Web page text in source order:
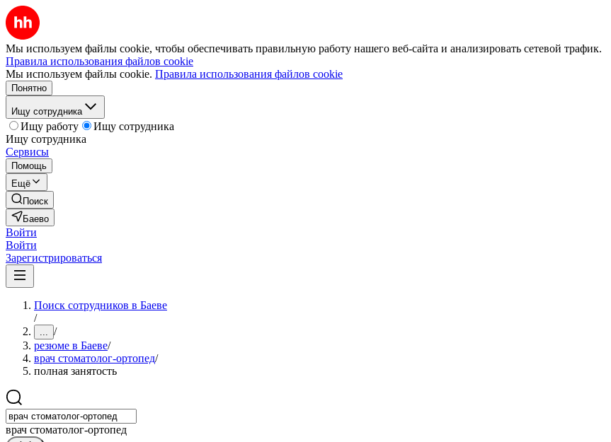
Мы используем файлы cookie, чтобы обеспечивать правильную работу нашего веб-сайта и анализировать сетевой трафик.
Правила использования файлов cookie
Мы используем файлы cookie. Правила использования файлов cookie
Понятно
Ищу сотрудника
Ищу работу
Ищу сотрудника
Ищу сотрудника
Сервисы
Помощь
Ещё
Поиск
Баево
Войти
Войти
Зарегистрироваться
Поиск сотрудников в Баеве
/
... /
резюме в Баеве/
врач стоматолог-ортопед/
полная занятость
врач стоматолог-ортопед